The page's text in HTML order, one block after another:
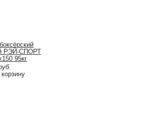
РЭЙ-СПОРТ
95кг